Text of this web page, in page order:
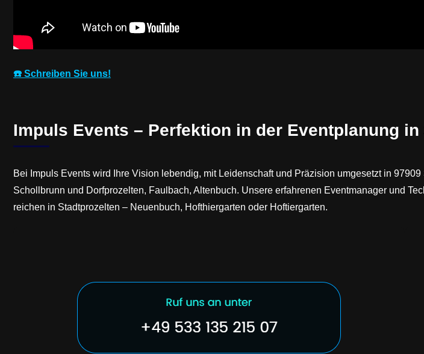
☎️ Schreiben Sie uns!
Impuls Events – Perfektion in der Eventplanung in
Bei Impuls Events wird Ihre Vision lebendig, mit Leidenschaft und Präzision umgesetzt in
Schollbrunn und Dorfprozelten, Faulbach, Altenbuch. Unsere erfahrenen Eventmanager und
reichen in Stadtprozelten – Neuenbuch, Hofthiergarten oder Hoftiergarten.